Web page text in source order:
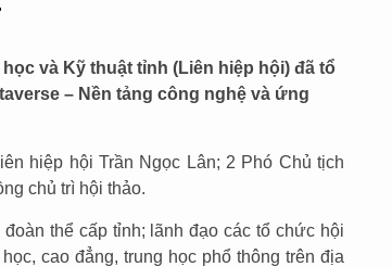
và Kỹ thuật tỉnh (Liên hiệp hội) đã tổ
– Nền tảng công nghệ và ứng
hiệp hội Trần Ngọc Lân; 2 Phó Chủ tịch
chủ trì hội thảo.
thể cấp tỉnh; lãnh đạo các tổ chức hội
cao đẳng, trung học phổ thông trên địa